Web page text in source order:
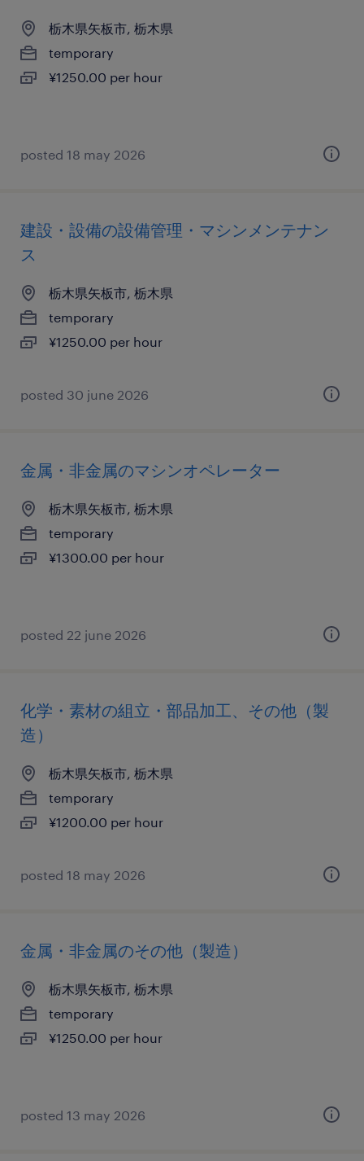
栃木県矢板市, 栃木県
temporary
¥1250.00 per hour
posted 18 may 2026
建設・設備の設備管理・マシンメンテナン
ス
栃木県矢板市, 栃木県
temporary
¥1250.00 per hour
posted 30 june 2026
金属・非金属のマシンオペレーター
栃木県矢板市, 栃木県
temporary
¥1300.00 per hour
posted 22 june 2026
化学・素材の組立・部品加工、その他（製
造）
栃木県矢板市, 栃木県
temporary
¥1200.00 per hour
posted 18 may 2026
金属・非金属のその他（製造）
栃木県矢板市, 栃木県
temporary
¥1250.00 per hour
posted 13 may 2026